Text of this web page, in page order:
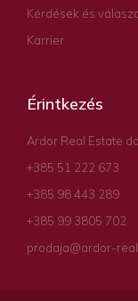
Kérdések és
Karrier
Érintkezés
Ardor Real Estate
+385 51 222 673
+385 98 443 289
+385 99 3805 702
prodaja@ardor-